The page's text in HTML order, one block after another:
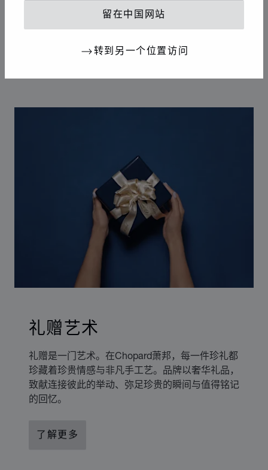
留在中国网站
转到另一个位置访问
20世纪女性生活的自由奔放潮流。Happy Sport钻石腕表
是首款将钻石的高贵气质与精钢的坚固特性相结合的腕
作。
礼赠艺术
礼赠是一门艺术。在Chopard萧邦，每一件珍礼都
珍藏着珍贵情感与非凡手工艺。品牌以奢华礼品，
致献连接彼此的举动、弥足珍贵的瞬间与值得铭记
的回忆。
了解更多